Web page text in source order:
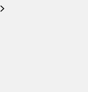
>